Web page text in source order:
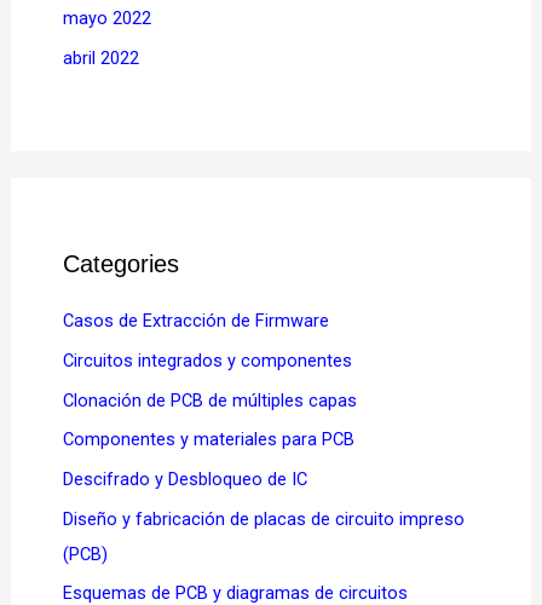
mayo 2022
abril 2022
Categories
Casos de Extracción de Firmware
Circuitos integrados y componentes
Clonación de PCB de múltiples capas
Componentes y materiales para PCB
Descifrado y Desbloqueo de IC
Diseño y fabricación de placas de circuito impreso
(PCB)
Esquemas de PCB y diagramas de circuitos